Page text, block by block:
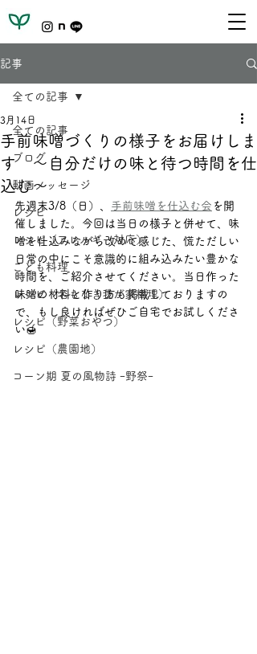
記事
全ての記事
ブログ
動画メッセージ
レシピ
レシピ（アレルギー対応）
こども料理
レシピ（名もなき我が家料理）
レシピ（野菜おやつ）
レシピ（農園地）
コーン期 夏の風物詩 ｰ野祭ｰ
全ての記事
手前味噌づくりの様子をお届けしま
す ～自分だけの味と待つ時間を仕
込む～
3月14日
先週末3/8（日）、 手前味噌を仕込む会 を開
催しました。今回は当日の様子と併せて、味
噌を仕込みながら改めて感じた、慌ただしい
日常の中にこそ意識的に組み込みたい豊かな
時間を、ご紹介させてください。当日作った
味噌の材料と作り方も掲載しておりますの
で、もし良ければぜひご自宅でお試しくださ
い🍯